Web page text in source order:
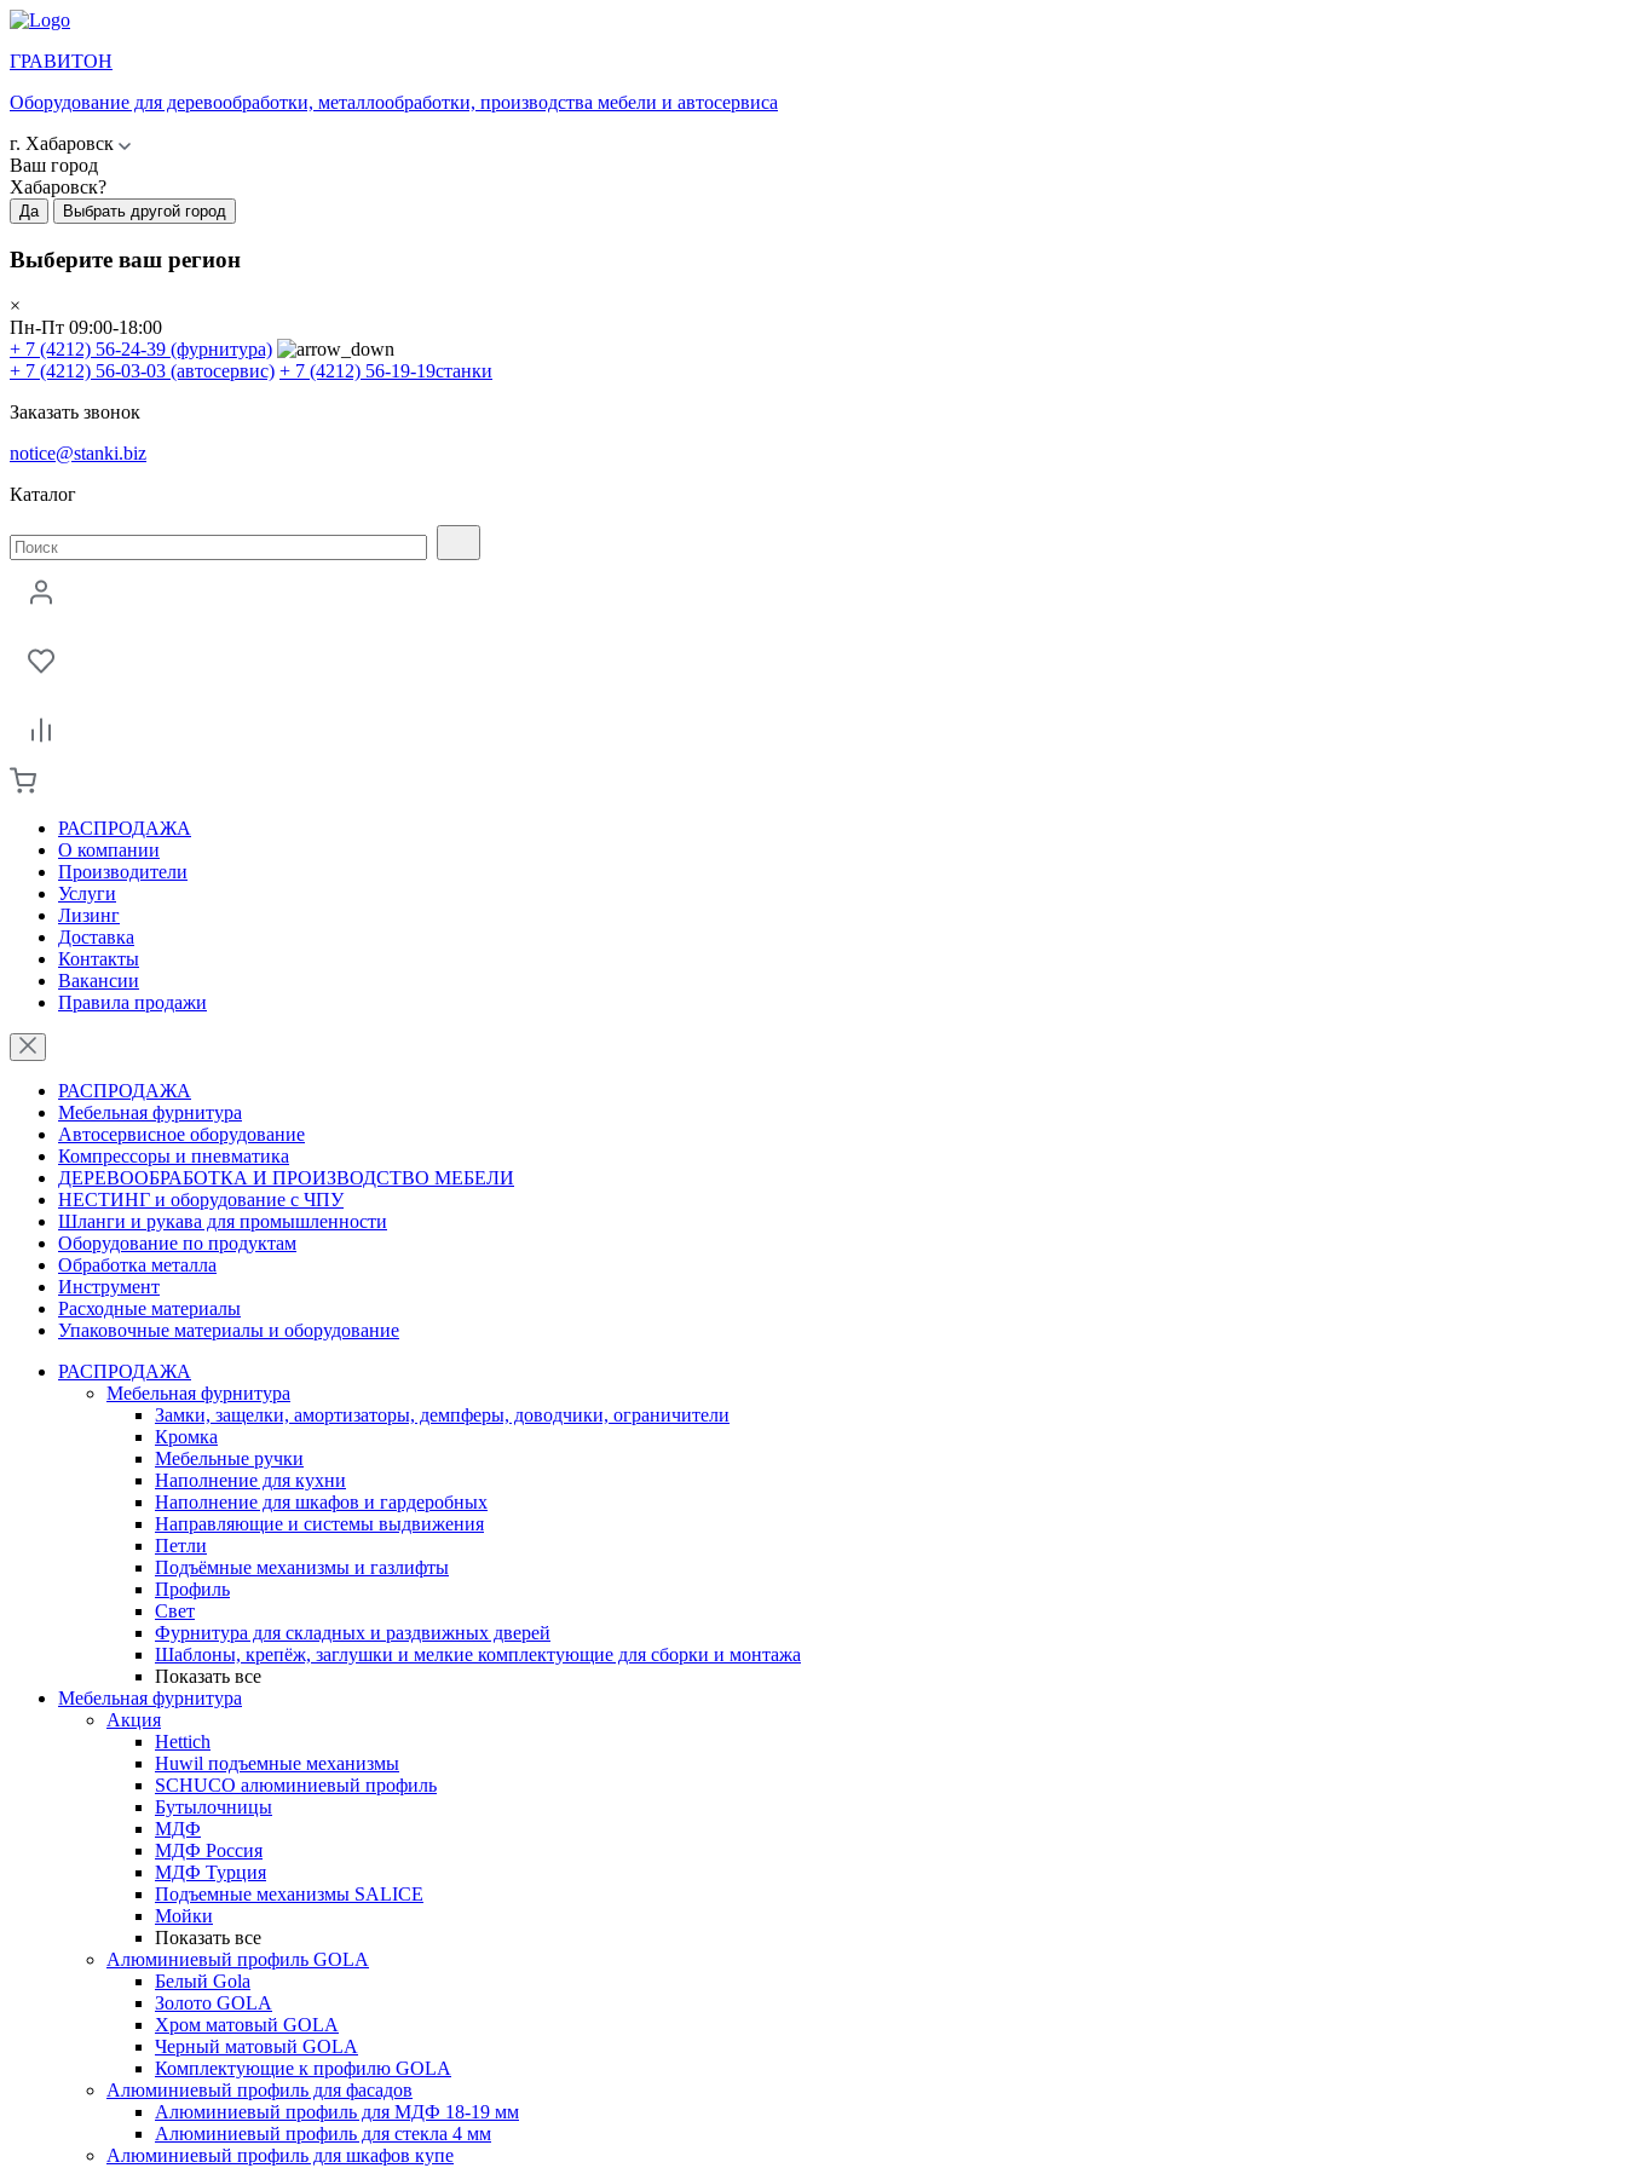
ГРАВИТОН
Оборудование для деревообработки, металлообработки, производства мебели и автосервиса
г. Хабаровск
Ваш город
Хабаровск?
Да Выбрать другой город
Выберите ваш регион
×
Пн-Пт 09:00-18:00
+ 7 (4212) 56-24-39 (фурнитура)
+ 7 (4212) 56-03-03 (автосервис) + 7 (4212) 56-19-19станки
Заказать звонок
notice@stanki.biz
Каталог
РАСПРОДАЖА
О компании
Производители
Услуги
Лизинг
Доставка
Контакты
Вакансии
Правила продажи
РАСПРОДАЖА
Мебельная фурнитура
Автосервисное оборудование
Компрессоры и пневматика
ДЕРЕВООБРАБОТКА И ПРОИЗВОДСТВО МЕБЕЛИ
НЕСТИНГ и оборудование с ЧПУ
Шланги и рукава для промышленности
Оборудование по продуктам
Обработка металла
Инструмент
Расходные материалы
Упаковочные материалы и оборудование
РАСПРОДАЖА
Мебельная фурнитура
Замки, защелки, амортизаторы, демпферы, доводчики, ограничители
Кромка
Мебельные ручки
Наполнение для кухни
Наполнение для шкафов и гардеробных
Направляющие и системы выдвижения
Петли
Подъёмные механизмы и газлифты
Профиль
Свет
Фурнитура для складных и раздвижных дверей
Шаблоны, крепёж, заглушки и мелкие комплектующие для сборки и монтажа
Показать все
Мебельная фурнитура
Акция
Hettich
Huwil подъемные механизмы
SCHUCO алюминиевый профиль
Бутылочницы
МДФ
МДФ Россия
МДФ Турция
Подъемные механизмы SALICE
Мойки
Показать все
Алюминиевый профиль GOLA
Белый Gola
Золото GOLA
Хром матовый GOLA
Черный матовый GOLA
Комплектующие к профилю GOLA
Алюминиевый профиль для фасадов
Алюминиевый профиль для МДФ 18-19 мм
Алюминиевый профиль для стекла 4 мм
Алюминиевый профиль для шкафов купе